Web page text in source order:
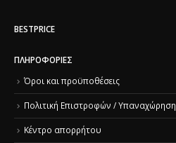
BESTPRICE
ΠΛΗΡΟΦΟΡΊΕΣ
Όροι και προϋποθέσεις
Πολιτική Επιστροφών / Υπαναχώρηση
Κέντρο απορρήτου